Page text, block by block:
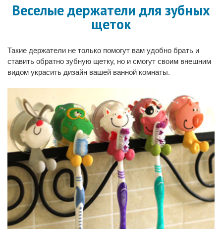
Веселые держатели для зубных
щеток
Такие держатели не только помогут вам удобно брать и
ставить обратно зубную щетку, но и смогут своим внешним
видом украсить дизайн вашей ванной комнаты.